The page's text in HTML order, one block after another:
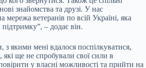
знайомства та друзі. У нас
мережа ветеранів по всій Україні, яка
– додає він.
з якими мені вдалося поспілкуватися,
які ще не спробували свої сили в
у власні можливості та прийти на